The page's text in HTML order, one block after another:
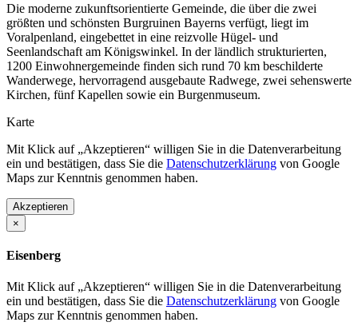
Die moderne zukunftsorientierte Gemeinde, die über die zwei
größten und schönsten Burgruinen Bayerns verfügt, liegt im
Voralpenland, eingebettet in eine reizvolle Hügel- und
Seenlandschaft am Königswinkel. In der ländlich strukturierten,
1200 Einwohnergemeinde finden sich rund 70 km beschilderte
Wanderwege, hervorragend ausgebaute Radwege, zwei sehenswerte
Kirchen, fünf Kapellen sowie ein Burgenmuseum.
Karte
Mit Klick auf „Akzeptieren“ willigen Sie in die Datenverarbeitung
ein und bestätigen, dass Sie die Datenschutzerklärung von Google
Maps zur Kenntnis genommen haben.
Akzeptieren
×
Eisenberg
Mit Klick auf „Akzeptieren“ willigen Sie in die Datenverarbeitung
ein und bestätigen, dass Sie die Datenschutzerklärung von Google
Maps zur Kenntnis genommen haben.